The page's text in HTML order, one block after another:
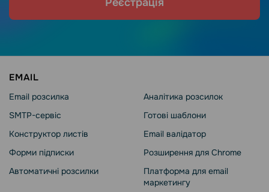
EMAIL
Email розсилка
SMTP-сервіс
Конструктор листів
Форми підписки
Автоматичні розсилки
Аналітика розсилок
Готові шаблони
Email валідатор
Розширення для Chrome
Платформа для email
маркетингу